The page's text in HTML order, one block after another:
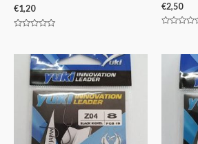
€1,20
5
€2,50
5